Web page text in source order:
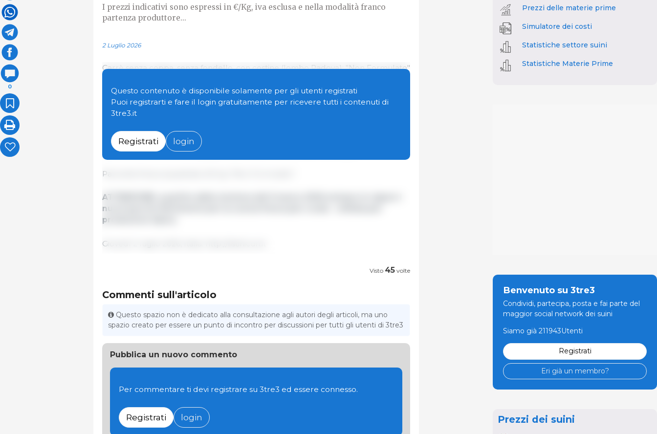
0
I prezzi indicativi sono espressi in €/Kg, iva esclusa e nella modalità franco
partenza produttore...
2 Luglio 2026
Carrè senza coppa, senza fondello, con costine (lombo Padova): "Non Formulato"
Coscia fresca per crudo - refilata per produzione tipica (senza piede) da
13,5 a 18 kg (peso medio 15,8): "Non Formulato"
Spalla fresca disossata e sgrassata da 5,5 Kg e oltre: "Non Formulato"
Pancetta fresca squadrata 4/5 kg: "Non Formulato".
ATTENZIONE: a partire dalla riunione del 5 marzo 2026 entrano in vigore i
nuovi pesi di riferimento per la coscia fresca per crudo - refilata per
produzione tipica.
Giovedì 2 luglio 2026, Italia. http://listinicun.it
Questo contenuto è disponibile solamente per gli utenti registrati
Puoi registrarti e fare il login gratuitamente per ricevere tutti i contenuti di
3tre3.it
Registrati login
Visto 45 volte
Commenti sull'articolo
Questo spazio non è dedicato alla consultazione agli autori degli articoli, ma uno
spazio creato per essere un punto di incontro per discussioni per tutti gli utenti di 3tre3
Pubblica un nuovo commento
Per commentare ti devi registrare su 3tre3 ed essere connesso.
Registrati login
Prezzi delle materie prime
Simulatore dei costi
Statistiche settore suini
Statistiche Materie Prime
Benvenuto su 3tre3
Condividi, partecipa, posta e fai parte del
maggior social network dei suini
Siamo già 211943Utenti
Registrati
Eri già un membro?
Prezzi dei suini